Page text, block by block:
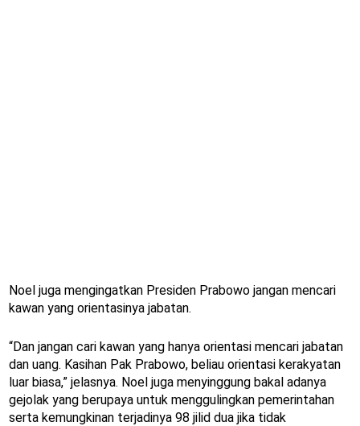
Noel juga mengingatkan Presiden Prabowo jangan mencari
kawan yang orientasinya jabatan.
“Dan jangan cari kawan yang hanya orientasi mencari jabatan
dan uang. Kasihan Pak Prabowo, beliau orientasi kerakyatan
luar biasa,” jelasnya. Noel juga menyinggung bakal adanya
gejolak yang berupaya untuk menggulingkan pemerintahan
serta kemungkinan terjadinya 98 jilid dua jika tidak